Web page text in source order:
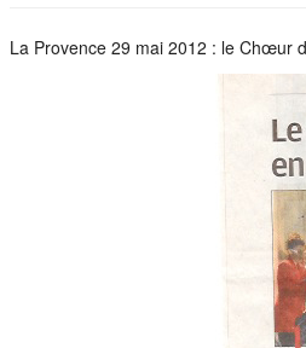
La Provence 29 mai 2012 : le Chœur